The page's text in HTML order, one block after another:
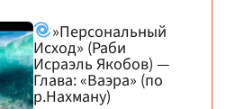
»Персональный
Исход» (Раби
Исраэль Якобов) —
Глава: «Ваэра» (по
р.Нахману)